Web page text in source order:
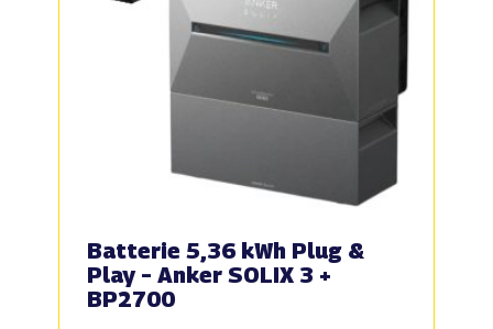
Batterie 5,36 kWh Plug &
Play – Anker SOLIX 3 +
BP2700